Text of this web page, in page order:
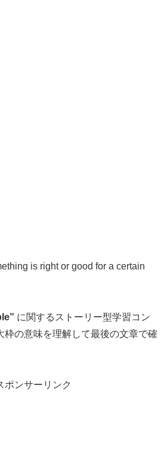
is right or good for a certain
に関するストーリー型学習コン
枠の意味を理解して最後の文章で確
ポンサーリンク